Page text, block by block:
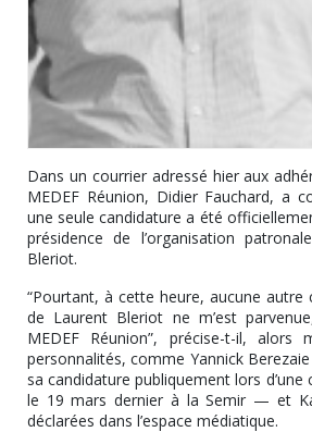
Dans un courrier adressé hier aux
MEDEF Réunion, Didier Fauchard, a
une seule candidature a été
présidence de l’organisation
Bleriot.
“Pourtant, à cette heure, aucune autre
de Laurent Bleriot ne m’est
MEDEF Réunion”, précise-t-il, alors
personnalités, comme Yannick
sa candidature publiquement lors d’une
le 19 mars dernier à la Semir — et
déclarées dans l’espace médiatique.